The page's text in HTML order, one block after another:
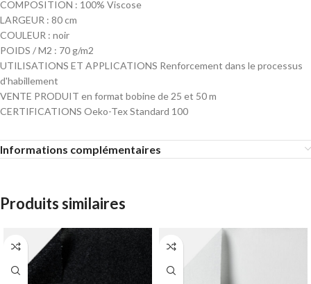
COMPOSITION : 100% Viscose
LARGEUR : 80 cm
COULEUR : noir
POIDS / M2 : 70 g/m2
UTILISATIONS ET APPLICATIONS Renforcement dans le processus
d'habillement
VENTE PRODUIT en format bobine de 25 et 50 m
CERTIFICATIONS Oeko-Tex Standard 100
Informations complémentaires
Produits similaires